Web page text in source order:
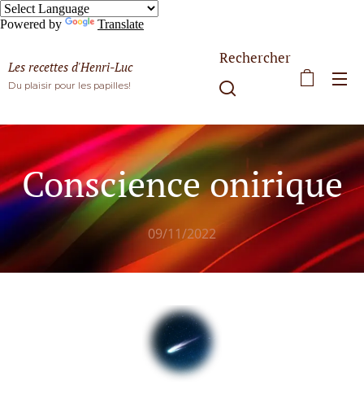
Powered by Translate
Les recettes d'Henri-Luc
Du plaisir pour les papilles!
Rechercher
Conscience onirique
09/11/2022